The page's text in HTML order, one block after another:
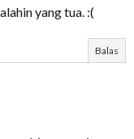
yang tua. :(
Balas